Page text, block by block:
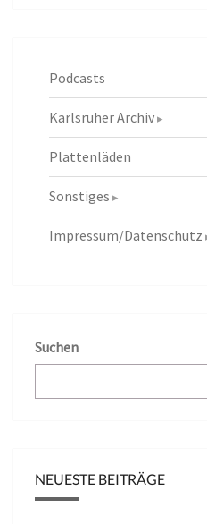
Podcasts
Karlsruher Archiv
Plattenläden
Sonstiges
Impressum/Datenschutz
Suchen
NEUESTE BEITRÄGE